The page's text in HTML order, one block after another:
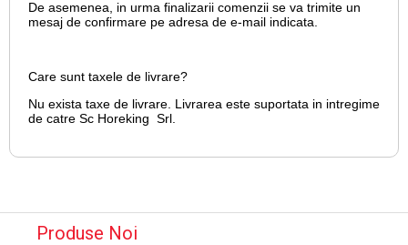
De asemenea, in urma finalizarii comenzii se va trimite un
mesaj de confirmare pe adresa de e-mail indicata.
Care sunt taxele de livrare?
Nu exista taxe de livrare. Livrarea este suportata in intregime
de catre Sc Horeking Srl.
Produse Noi